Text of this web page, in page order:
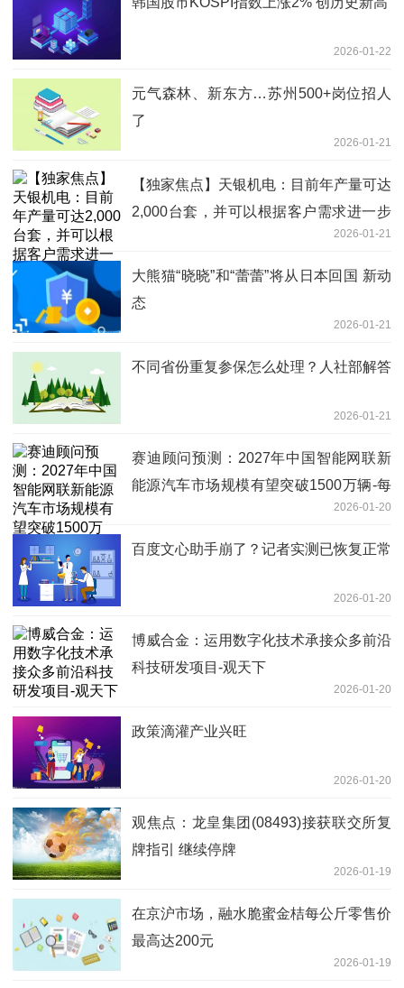
2026-01-22
元气森林、新东方…苏州500+岗位招人
了
2026-01-21
【独家焦点】天银机电：目前年产量可达
2,000台套，并可以根据客户需求进一步
提高产能，目前公司在计划扩产中2026-01-21
大熊猫“晓晓”和“蕾蕾”将从日本回国 新动
态
2026-01-21
不同省份重复参保怎么处理？人社部解答
2026-01-21
赛迪顾问预测：2027年中国智能网联新
能源汽车市场规模有望突破1500万辆-每
2026-01-20
百度文心助手崩了？记者实测已恢复正常
2026-01-20
博威合金：运用数字化技术承接众多前沿
科技研发项目-观天下
2026-01-20
政策滴灌产业兴旺
2026-01-20
观焦点：龙皇集团(08493)接获联交所复
牌指引 继续停牌
2026-01-19
在京沪市场，融水脆蜜金桔每公斤零售价
最高达200元
2026-01-19